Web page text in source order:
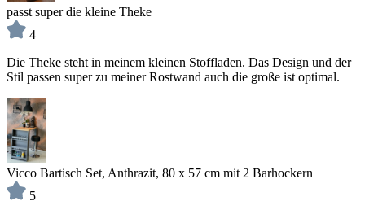
passt super die kleine Theke
4
Die Theke steht in meinem kleinen Stoffladen. Das Design und der
Stil passen super zu meiner Rostwand auch die große ist optimal.
Vicco Bartisch Set, Anthrazit, 80 x 57 cm mit 2 Barhockern
5